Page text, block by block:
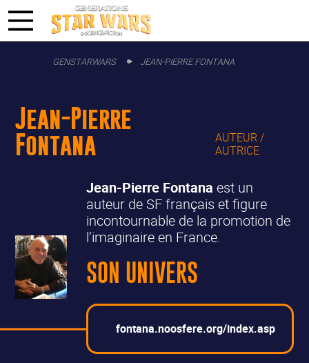
GENSTARWARS JEAN-PIERRE FONTANA
Jean-Pierre
Fontana
AUTEUR /
AUTRICE
Jean-Pierre Fontana est un
auteur de SF français et figure
incontournable de la promotion de
l’imaginaire en France.
SON UNIVERS
fontana.noosfere.org/index.asp